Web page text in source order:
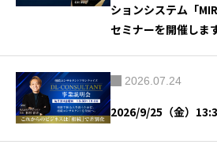
ションシステム「
セミナーを開催しま
2026.07.24
2026/9/25（金）